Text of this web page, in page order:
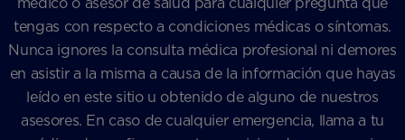
tengas con respecto a condiciones médicas o síntomas.
Nunca ignores la consulta médica profesional ni demores
en asistir a la misma a causa de la información que hayas
leído en este sitio u obtenido de alguno de nuestros
asesores. En caso de cualquier emergencia, llama a tu